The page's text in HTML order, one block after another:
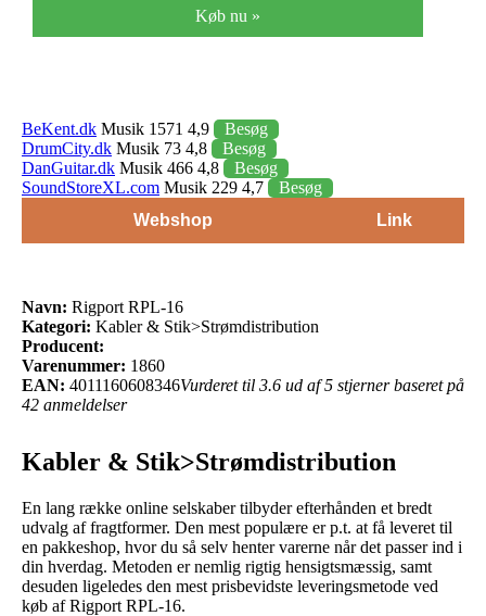
Køb nu »
BeKent.dk Musik 1571 4,9
Besøg
DrumCity.dk Musik 73 4,8
Besøg
DanGuitar.dk Musik 466 4,8
Besøg
SoundStoreXL.com Musik 229 4,7
Besøg
Webshop
Link
Navn: Rigport RPL-16
Kategori: Kabler & Stik>Strømdistribution
Producent:
Varenummer: 1860
EAN: 4011160608346Vurderet til 3.6 ud af 5 stjerner baseret på
42 anmeldelser
Kabler & Stik>Strømdistribution
En lang række online selskaber tilbyder efterhånden et bredt
udvalg af fragtformer. Den mest populære er p.t. at få leveret til
en pakkeshop, hvor du så selv henter varerne når det passer ind i
din hverdag. Metoden er nemlig rigtig hensigtsmæssig, samt
desuden ligeledes den mest prisbevidste leveringsmetode ved
køb af Rigport RPL-16.